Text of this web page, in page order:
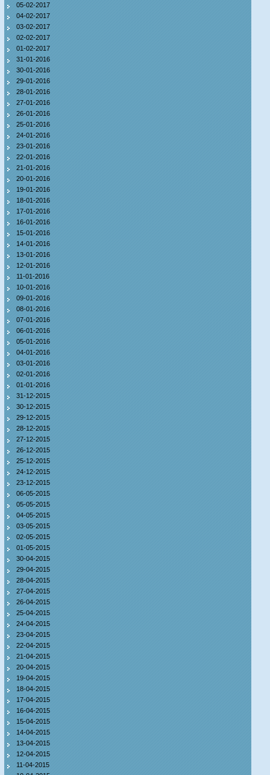
05-02-2017
04-02-2017
03-02-2017
02-02-2017
01-02-2017
31-01-2016
30-01-2016
29-01-2016
28-01-2016
27-01-2016
26-01-2016
25-01-2016
24-01-2016
23-01-2016
22-01-2016
21-01-2016
20-01-2016
19-01-2016
18-01-2016
17-01-2016
16-01-2016
15-01-2016
14-01-2016
13-01-2016
12-01-2016
11-01-2016
10-01-2016
09-01-2016
08-01-2016
07-01-2016
06-01-2016
05-01-2016
04-01-2016
03-01-2016
02-01-2016
01-01-2016
31-12-2015
30-12-2015
29-12-2015
28-12-2015
27-12-2015
26-12-2015
25-12-2015
24-12-2015
23-12-2015
06-05-2015
05-05-2015
04-05-2015
03-05-2015
02-05-2015
01-05-2015
30-04-2015
29-04-2015
28-04-2015
27-04-2015
26-04-2015
25-04-2015
24-04-2015
23-04-2015
22-04-2015
21-04-2015
20-04-2015
19-04-2015
18-04-2015
17-04-2015
16-04-2015
15-04-2015
14-04-2015
13-04-2015
12-04-2015
11-04-2015